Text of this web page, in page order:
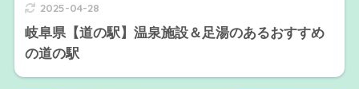
2025-04-28
岐阜県【道の駅】温泉施設＆足湯のあるおすすめ
の道の駅